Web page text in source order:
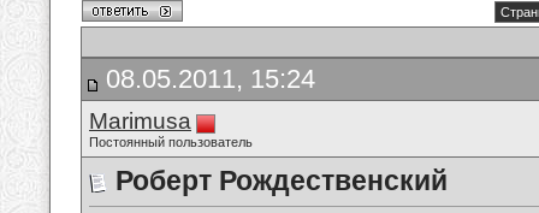
08.05.2011, 15:24
Marimusa
Постоянный пользователь
Роберт Рождественский